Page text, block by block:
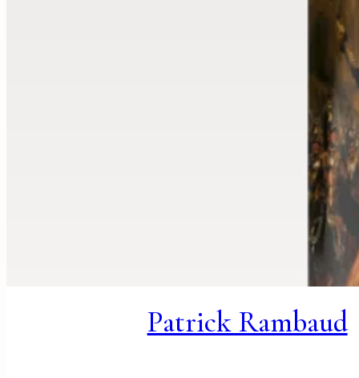
Patrick Rambaud